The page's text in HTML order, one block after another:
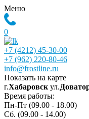
Меню
0
+7 (4212) 45-30-00
+7 (962) 220-80-46
info@frostline.ru
Показать на карте
г.Хабаровск ул.
Время работы:
Пн-Пт (09.00 - 18.00)
Сб. (09.00 - 14.00)